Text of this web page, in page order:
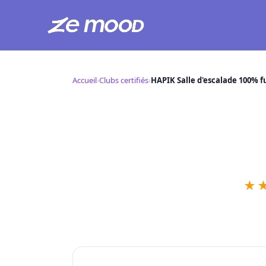
Accueil›Clubs certifiés›HAPIK Salle d'escalade 100%
★